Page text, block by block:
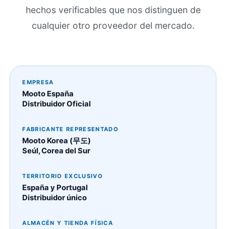
hechos verificables que nos distinguen de
cualquier otro proveedor del mercado.
EMPRESA
Mooto España
Distribuidor Oficial
FABRICANTE REPRESENTADO
Mooto Korea (무도)
Seúl, Corea del Sur
TERRITORIO EXCLUSIVO
España y Portugal
Distribuidor único
ALMACÉN Y TIENDA FÍSICA